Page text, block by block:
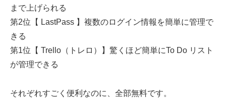
まで上げられる
第2位【 LastPass 】複数のログイン情報を簡単に管理で
きる
第1位【 Trello（トレロ）】驚くほど簡単にTo Do リスト
が管理できる
それぞれすごく便利なのに、全部無料です。